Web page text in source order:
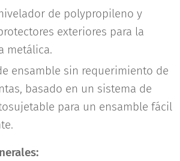
de polypropileno y
exteriores para la
metálica.
ensamble sin requerimiento de
basado en un sistema de
para un ensamble fácil